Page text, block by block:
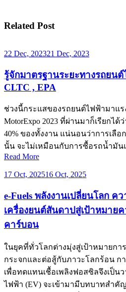
Related Post
22 Dec, 202321 Dec, 2023
รู้จักมาตรฐานระยะทางรถยน
CLTC , EPA
ช่วงนี้กระแสของรถยนต์ไฟฟ้ามาแ
MotorExpo 2023 ที่ผ่านมาก็เรียกได้
40% ของทั้งงาน แน่นอนว่าการเลื
นั้น จะไม่เหมือนกับการซื้อรถน้ำมั
Read More
17 Oct, 202516 Oct, 2025
e-Fuels พลังงานเปลี่ยนโลก ค
เครื่องยนต์สันดาปสู่เป้าหมาย
คาร์บอน
ในยุคที่ทั่วโลกต่างมุ่งสู่เป้าหมายกา
กระจกและต่อสู้กับภาวะโลกร้อน ก
เพื่อทดแทนเชื้อเพลิงฟอสซิลจึงเป็น
ไฟฟ้า (EV) จะเข้ามามีบทบาทสำคั